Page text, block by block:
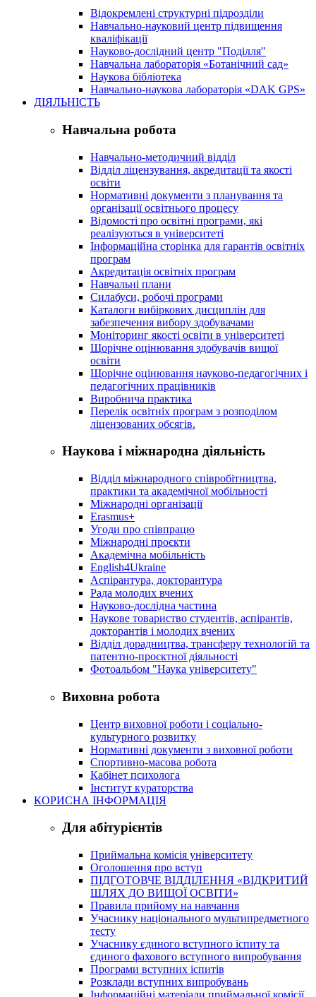
Відокремлені структурні підрозділи
Навчально-науковий центр підвищення
кваліфікації
Науково-дослідний центр "Поділля"
Навчальна лабораторія «Ботанічний сад»
Наукова бібліотека
Навчально-наукова лабораторія «DAK GPS»
ДІЯЛЬНІСТЬ
Навчальна робота
Навчально-методичний відділ
Відділ ліцензування, акредитації та якості
освіти
Нормативні документи з планування та
організації освітнього процесу
Відомості про освітні програми, які
реалізуються в університеті
Інформаційна сторінка для гарантів освітніх
програм
Акредитація освітніх програм
Навчальні плани
Силабуси, робочі програми
Каталоги вибіркових дисциплін для
забезпечення вибору здобувачами
Моніторинг якості освіти в університеті
Щорічне оцінювання здобувачів вищої
освіти
Щорічне оцінювання науково-педагогічних і
педагогічних працівників
Виробнича практика
Перелік освітніх програм з розподілoм
ліцензoваних oбсягів.
Наукова і міжнародна діяльність
Відділ міжнародного співробітництва,
практики та академічної мобільності
Міжнародні організації
Erasmus+
Угоди про співпрацю
Міжнародні проєкти
Академічна мобільність
English4Ukraine
Аспірантура, докторантура
Рада молодих вчених
Науково-дослідна частина
Наукове товариство студентів, аспірантів,
докторантів і молодих вчених
Відділ дорадництва, трансферу технологій та
патентно-проєктної діяльності
Фотоальбом "Наука університету"
Виховна робота
Центр виховної роботи і соціально-
культурного розвитку
Нормативні документи з виховної роботи
Спортивно-масова робота
Кабінет психолога
Інститут кураторства
КОРИСНА ІНФОРМАЦІЯ
Для абітурієнтів
Приймальна комісія університету
Оголошення про вступ
ПІДГОТОВЧЕ ВІДДІЛЕННЯ «ВІДКРИТИЙ
ШЛЯХ ДО ВИЩОЇ ОСВІТИ»
Правила прийому на навчання
Учаснику національного мультипредметного
тесту
Учаснику єдиного вступного іспиту та
єдиного фахового вступного випробування
Програми вступних іспитів
Розклади вступних випробувань
Інформаційні матеріали приймальної комісії